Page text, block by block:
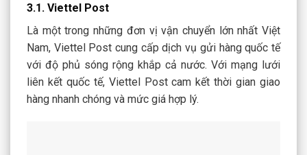
3.1. Viettel Post
Là một trong những đơn vị vận chuyển lớn nhất Việt
Nam, Viettel Post cung cấp dịch vụ gửi hàng quốc tế
với độ phủ sóng rộng khắp cả nước. Với mạng lưới
liên kết quốc tế, Viettel Post cam kết thời gian giao
hàng nhanh chóng và mức giá hợp lý.